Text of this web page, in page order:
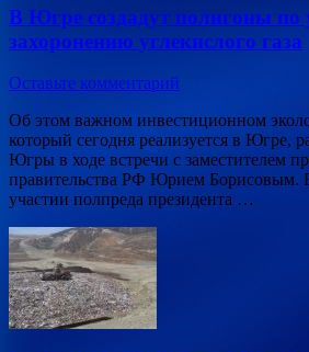
В Югре создадут полигоны
захоронению углекислого газа
Оставьте комментарий
Об этом важном инвестиционном
который сегодня реализуется в Югре,
Югры в ходе встречи с заместителем
правительства РФ Юрием Борисовым.
участии полпреда президента …